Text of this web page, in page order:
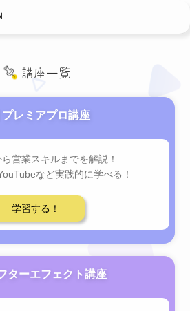
講座一覧
プレミアプロ講座
営業スキルまでを解説！
など実践的に学べる！
学習する！
ターエフェクト講座